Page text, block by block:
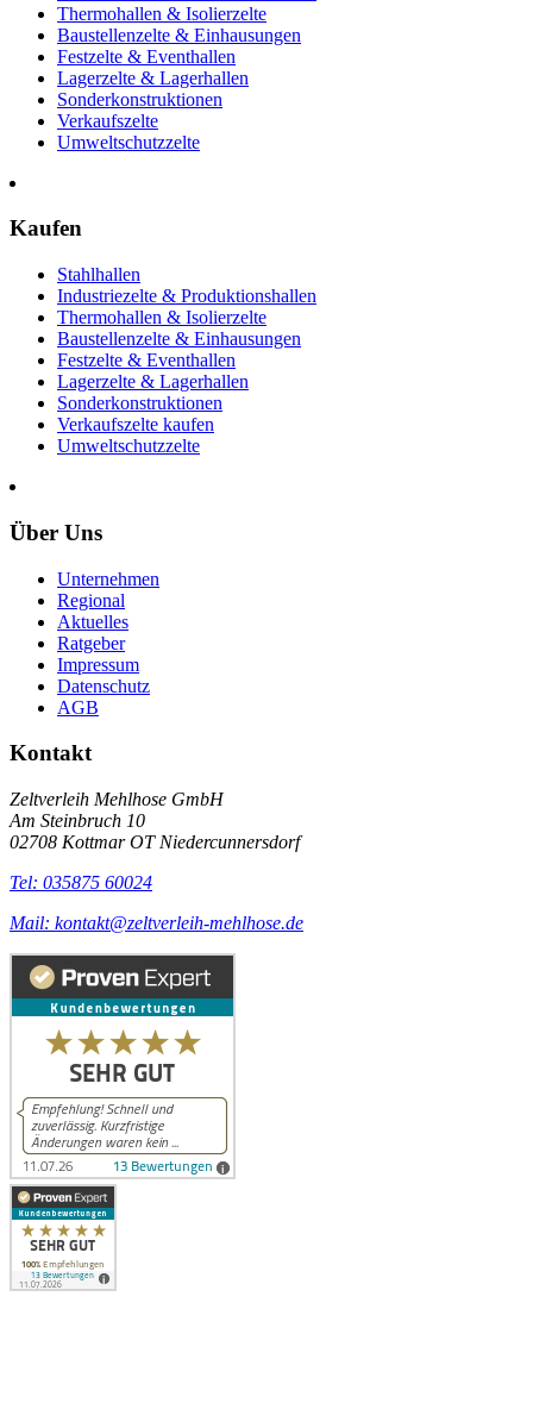
Thermohallen & Isolierzelte
Baustellenzelte & Einhausungen
Festzelte & Eventhallen
Lagerzelte & Lagerhallen
Sonderkonstruktionen
Verkaufszelte
Umweltschutzzelte
Kaufen
Stahlhallen
Industriezelte & Produktionshallen
Thermohallen & Isolierzelte
Baustellenzelte & Einhausungen
Festzelte & Eventhallen
Lagerzelte & Lagerhallen
Sonderkonstruktionen
Verkaufszelte kaufen
Umweltschutzzelte
Über Uns
Unternehmen
Regional
Aktuelles
Ratgeber
Impressum
Datenschutz
AGB
Kontakt
Zeltverleih Mehlhose GmbH
Am Steinbruch 10
02708 Kottmar OT Niedercunnersdorf
Tel: 035875 60024
Mail: kontakt@zeltverleih-mehlhose.de